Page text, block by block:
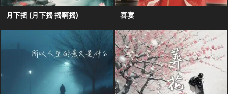
月下摇 (月下摇 摇啊摇) 喜宴